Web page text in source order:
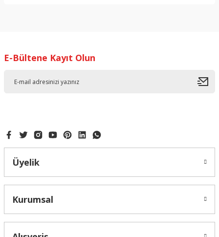
Ürün resmi kalitesiz, bozuk veya görüntülenemiyor.
E-Bültene Kayıt Olun
Üyelik
Kurumsal